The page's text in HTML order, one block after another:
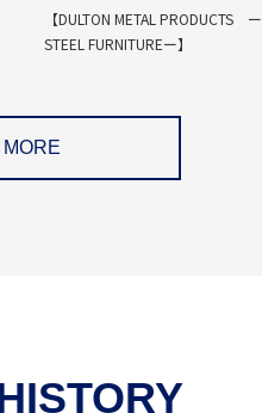
【DULTON METAL PRODUCTS ー
STEEL FURNITUREー】
MORE